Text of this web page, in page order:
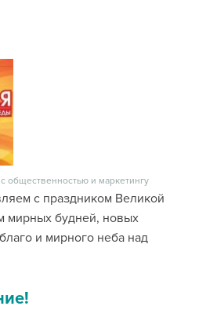
общественностью и маркетингу
с праздником Великой
будней, новых
и мирного неба над